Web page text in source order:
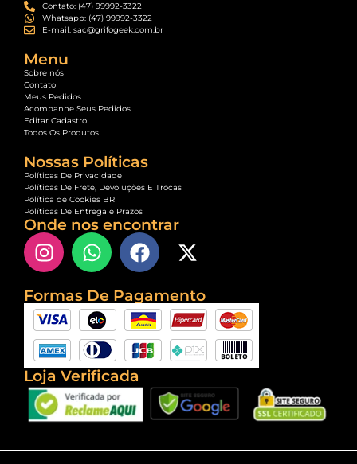
Contato: (47) 99992-3322
Whatsapp: (47) 99992-3322
E-mail: sac@grifogeek.com.br
Menu
Sobre nós
Contato
Meus Pedidos
Acompanhe Seus Pedidos
Editar Cadastro
Todos Os Produtos
Nossas Políticas
Políticas De Privacidade
Políticas De Frete, Devoluções E Trocas
Política de Cookies BR
Políticas De Entrega e Prazos
Onde nos encontrar
Formas De Pagamento
Loja Verificada